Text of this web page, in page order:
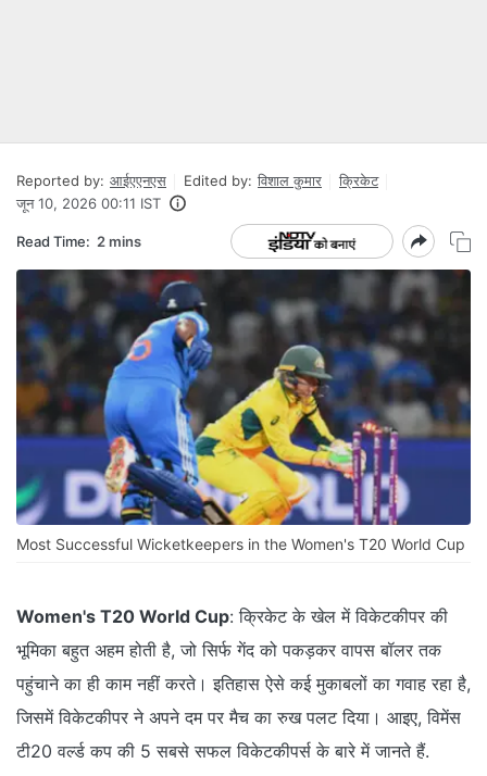
Reported by: आईएएनएस Edited by: विशाल कुमार
क्रिकेट
जून 10, 2026 00:11 IST
Read Time: 2 mins
Most Successful Wicketkeepers in the Women's T20 World Cup
Women's T20 World Cup: क्रिकेट के खेल में विकेटकीपर की
भूमिका बहुत अहम होती है, जो सिर्फ गेंद को पकड़कर वापस बॉलर तक
पहुंचाने का ही काम नहीं करते। इतिहास ऐसे कई मुकाबलों का गवाह रहा है,
जिसमें विकेटकीपर ने अपने दम पर मैच का रुख पलट दिया। आइए, विमेंस
टी20 वर्ल्ड कप की 5 सबसे सफल विकेटकीपर्स के बारे में जानते हैं.